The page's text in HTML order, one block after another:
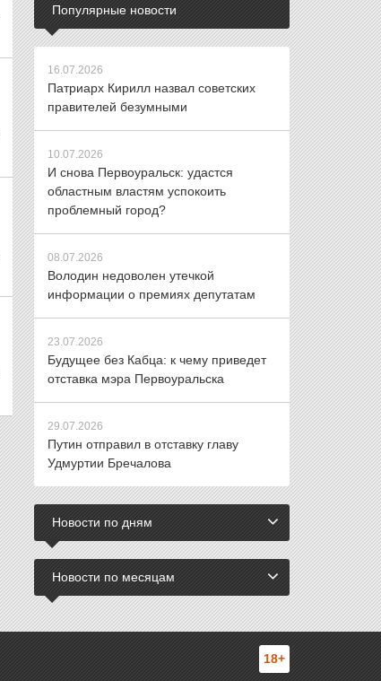
Популярные новости
16.07.2026
Патриарх Кирилл назвал советских
правителей безумными
10.07.2026
И снова Первоуральск: удастся
областным властям успокоить
проблемный город?
08.07.2026
Володин недоволен утечкой
информации о премиях депутатам
23.07.2026
Будущее без Кабца: к чему приведет
отставка мэра Первоуральска
29.07.2026
Путин отправил в отставку главу
Удмуртии Бречалова
Новости по дням
Новости по месяцам
18+